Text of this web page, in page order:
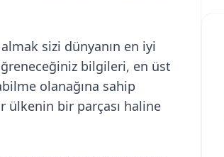
sizi dünyanın en iyi
bilgileri, en üst
olanağına sahip
ülkenin bir parçası haline